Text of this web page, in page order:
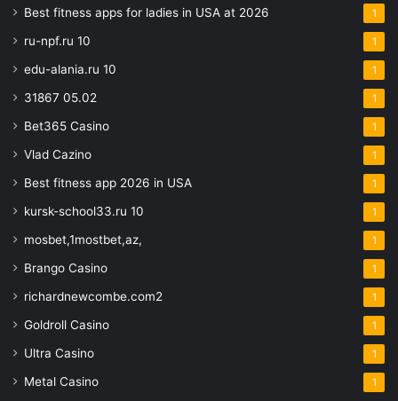
Best fitness apps for ladies in USA at 2026 1
ru-npf.ru 10 1
edu-alania.ru 10 1
31867 05.02 1
Bet365 Casino 1
Vlad Cazino 1
Best fitness app 2026 in USA 1
kursk-school33.ru 10 1
mosbet,1mostbet,az, 1
Brango Casino 1
richardnewcombe.com2 1
Goldroll Casino 1
Ultra Casino 1
Metal Casino 1